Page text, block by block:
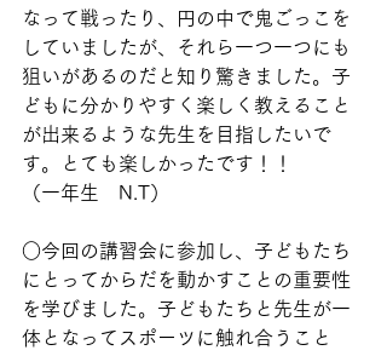
なって戦ったり、円の中で鬼ごっこを
していましたが、それら一つ一つにも
狙いがあるのだと知り驚きました。子
どもに分かりやすく楽しく教えること
が出来るような先生を目指したいで
す。とても楽しかったです！！
（一年生　N.T）
○今回の講習会に参加し、子どもたち
にとってからだを動かすことの重要性
を学びました。子どもたちと先生が一
体となってスポーツに触れ合うこと